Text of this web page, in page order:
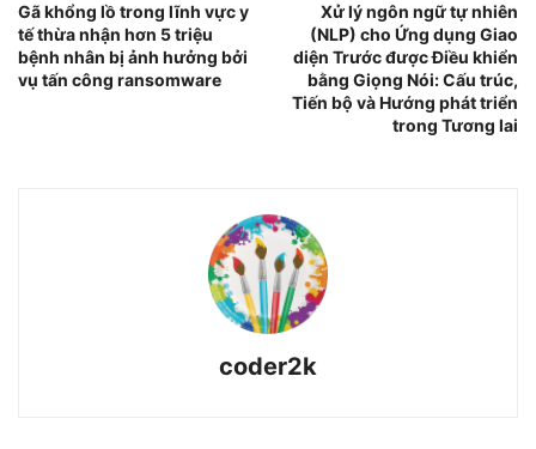
Gã khổng lồ trong lĩnh vực y
tế thừa nhận hơn 5 triệu
bệnh nhân bị ảnh hưởng bởi
vụ tấn công ransomware
Xử lý ngôn ngữ tự nhiên
(NLP) cho Ứng dụng Giao
diện Trước được Điều khiển
bằng Giọng Nói: Cấu trúc,
Tiến bộ và Hướng phát triển
trong Tương lai
coder2k